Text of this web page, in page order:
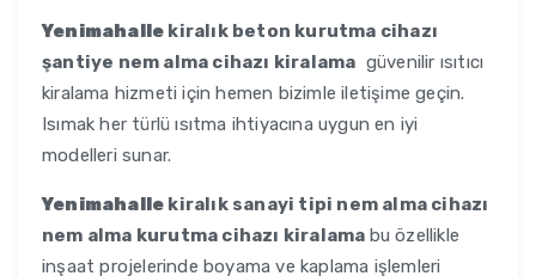
Yenimahalle kiralık beton kurutma cihazı
şantiye nem alma cihazı kiralama güvenilir ısıtıcı
kiralama hizmeti için hemen bizimle iletişime geçin.
Isımak her türlü ısıtma ihtiyacına uygun en iyi
modelleri sunar.
Yenimahalle kiralık sanayi tipi nem alma cihazı
nem alma kurutma cihazı kiralama bu özellikle
inşaat projelerinde boyama ve kaplama işlemleri